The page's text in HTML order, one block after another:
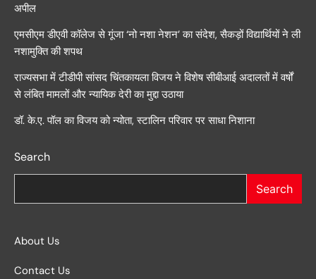
अपील
एमसीएम डीएवी कॉलेज से गूंजा ‘नो नशा नेशन’ का संदेश, सैकड़ों विद्यार्थियों ने ली
नशामुक्ति की शपथ
राज्यसभा में टीडीपी सांसद चिंतकायला विजय ने विशेष सीबीआई अदालतों में वर्षों
से लंबित मामलों और न्यायिक देरी का मुद्दा उठाया
डॉ. के.ए. पॉल का विजय को न्योता, स्टालिन परिवार पर साधा निशाना
Search
Search
About Us
Contact Us